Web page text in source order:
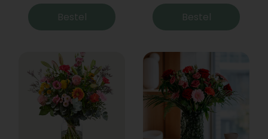
Bestel Bestel